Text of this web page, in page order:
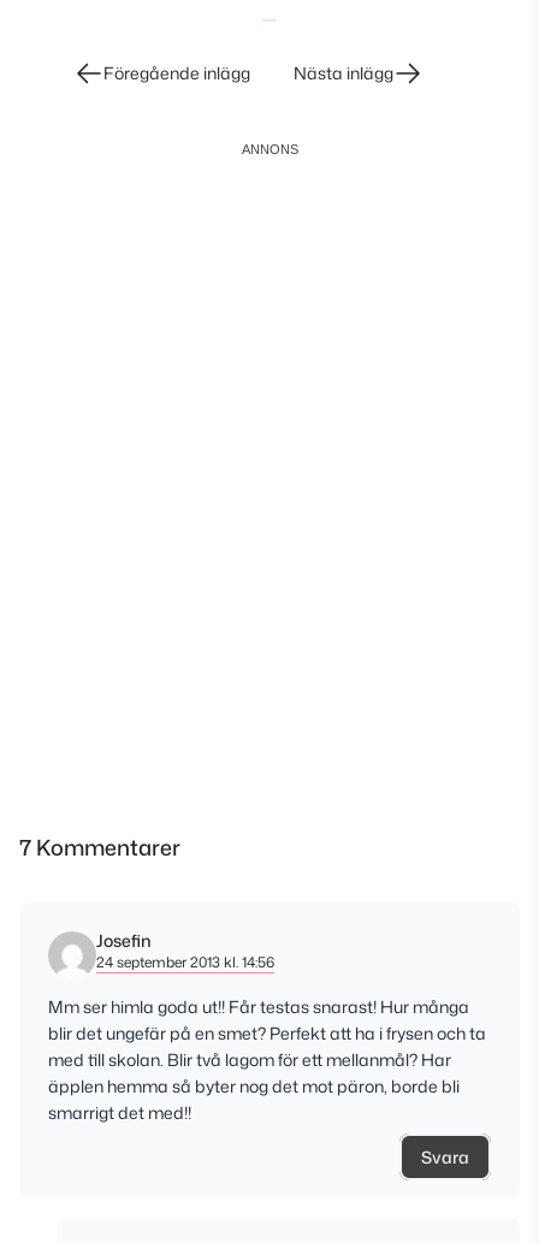
InläggsnavigeringFöregående inlägg Nästa inlägg
7 Kommentarer
Josefin
24 september 2013 kl. 14:56
Mm ser himla goda ut!! Får testas snarast! Hur många
blir det ungefär på en smet? Perfekt att ha i frysen och ta
med till skolan. Blir två lagom för ett mellanmål? Har
äpplen hemma så byter nog det mot päron, borde bli
smarrigt det med!!
Svara